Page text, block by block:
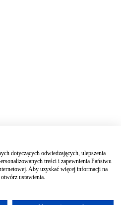
dotyczących odwiedzających, ulepszenia
treści i zapewnienia Państwu
Aby uzyskać więcej informacji na
ustawienia.